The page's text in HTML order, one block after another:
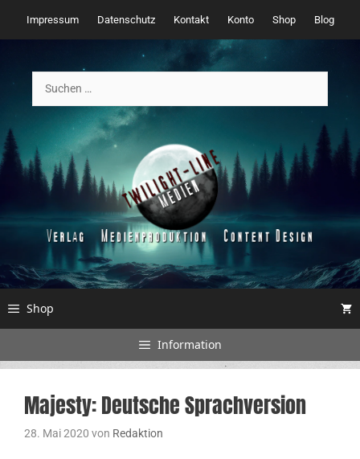
Inhalt
springen
Impressum Datenschutz Kontakt Konto Shop Blog
nach:
Shop
Information
Majesty: Deutsche Sprachversion
28. Mai 2020 von Redaktion